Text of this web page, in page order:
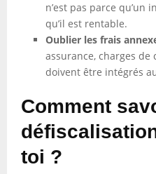
n’est pas parce qu’un
qu’il est rentable.
Oublier les frais
assurance, charges
doivent être intégrés
Comment
toi ?